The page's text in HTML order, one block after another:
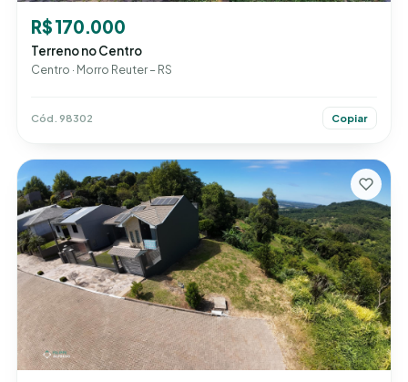
R$ 170.000
Terreno no Centro
Centro · Morro Reuter – RS
Cód. 98302 Copiar